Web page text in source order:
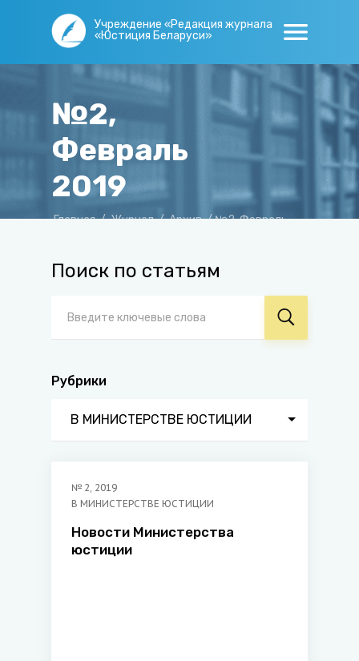
Учреждение «Редакция журнала
«Юстиция Беларуси»
№2,
Февраль
2019
Главная / Журнал / Архив /№2, Февраль
Поиск по статьям
Рубрики
В МИНИСТЕРСТВЕ ЮСТИЦИИ
№ 2, 2019
В МИНИСТЕРСТВЕ ЮСТИЦИИ
Новости Министерства
юстиции